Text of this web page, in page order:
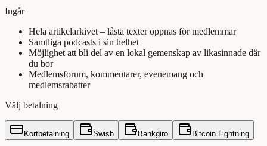
Ingår
Hela artikelarkivet – låsta texter öppnas för medlemmar
Samtliga podcasts i sin helhet
Möjlighet att bli del av en lokal gemenskap av likasinnade där
du bor
Medlemsforum, kommentarer, evenemang och
medlemsrabatter
Välj betalning
Kortbetalning Swish Bankgiro Bitcoin Lightning